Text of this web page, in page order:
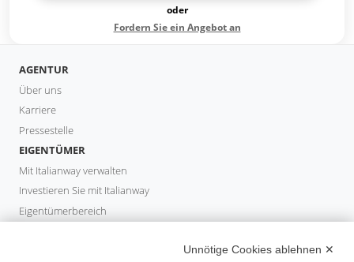
oder
Fordern Sie ein Angebot an
AGENTUR
Über uns
Karriere
Pressestelle
EIGENTÜMER
Mit Italianway verwalten
Investieren Sie mit Italianway
Eigentümerbereich
Unnötige Cookies ablehnen ✕